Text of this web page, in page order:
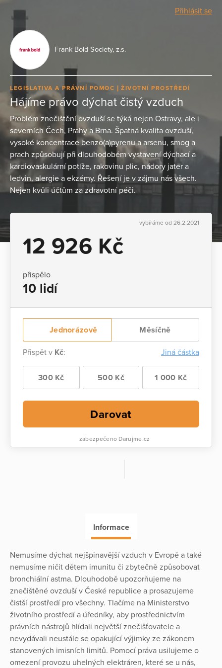
Přihlásit se
Frank Bold Society, z.s.
LEGISLATIVA A PRÁVNÍ POMOC ŽIVOTNÍ PROSTŘEDÍ
Hájíme právo dýchat čistý vzduch
Problém znečištění ovzduší se týká nejen Ostravy, ale i
severních Čech, Prahy a Brna. Špatná kvalita ovzduší,
vysoké koncentrace benzo(a)pyrenu a arsenu, smog a
prach způsobují při dlouhodobém vystavení dýchací a
kardiovaskulární potíže, rakovinu plic, nádory jater a
ledvin, alergie a ekzémy. Řešení je v zájmu nás všech.
Nejen kvůli účtům za zdravotní péči.
vybíráme od 26.2.2021
12 926 Kč
přispělo
10 lidí
Jednorázově Měsíčně
Přispět v Kč: Jiná částka
300 Kč 500 Kč 1 000 Kč
Darovat
zabezpečeno Darujme.cz
Informace
Nemusíme dýchat nejšpinavější vzduch v Evropě a také
nemusíme ničit dětem imunitu či zbytečně způsobovat
bronchiální astma. Dlouhodobě upozorňujeme na
znečištěné ovzduší v České republice a prosazujeme
čistší prostředí pro všechny. Tlačíme na Ministerstvo
životního prostředí a úředníky, aby prostřednictvím
právních nástrojů hlídali největší znečišťovatele a
nevydávali neustále se opakující výjimky ze zákonem
stanovených imisních limitů. Pomocí práva usilujeme o
omezení provozu uhelných elektráren, které se u nás,